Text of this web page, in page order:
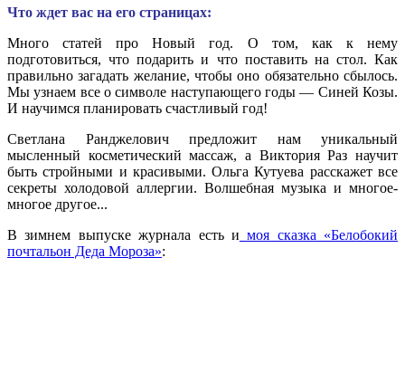
Что ждет вас на его страницах:
Много статей про Новый год. О том, как к нему
подготовиться, что подарить и что поставить на стол. Как
правильно загадать желание, чтобы оно обязательно сбылось.
Мы узнаем все о символе наступающего годы — Синей Козы.
И научимся планировать счастливый год!
Светлана Ранджелович предложит нам уникальный
мысленный косметический массаж, а Виктория Раз научит
быть стройными и красивыми. Ольга Кутуева расскажет все
секреты холодовой аллергии. Волшебная музыка и многое-
многое другое...
В зимнем выпуске журнала есть и моя сказка «Белобокий
почтальон Деда Мороза»: